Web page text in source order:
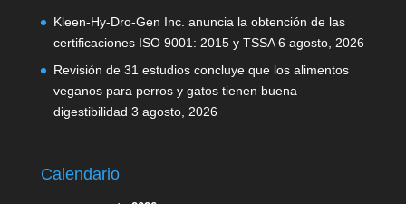
Kleen-Hy-Dro-Gen Inc. anuncia la obtención de las
certificaciones ISO 9001: 2015 y TSSA 6 agosto, 2026
Revisión de 31 estudios concluye que los alimentos
veganos para perros y gatos tienen buena
digestibilidad 3 agosto, 2026
Calendario